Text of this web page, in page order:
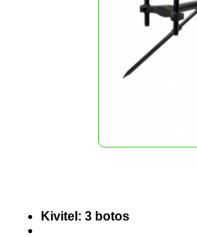
Kivitel: 3 botos